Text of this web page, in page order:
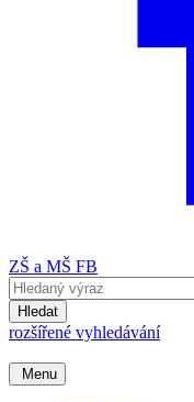
ZŠ a MŠ FB
Hledat
rozšířené vyhledávání
Menu